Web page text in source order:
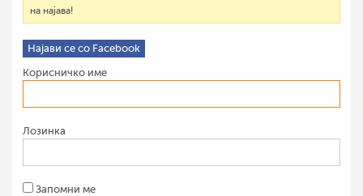
на најава!
Најави се со Facebook
Корисничко име
Лозинка
Запомни ме